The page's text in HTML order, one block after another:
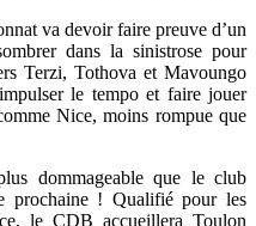
va devoir faire preuve d’un
dans la sinistrose pour
Terzi, Tothova et Mavoungo
le tempo et faire jouer
Nice, moins rompue que
dommageable que le club
prochaine ! Qualifié pour les
le CDB accueillera Toulon